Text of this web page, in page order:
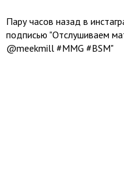
Пару часов назад в
подписью "Отслушиваем
@meekmill #MMG #BSM"